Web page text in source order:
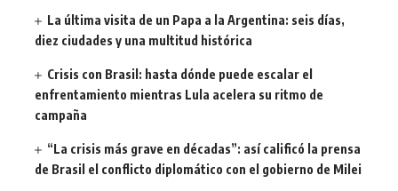
La última visita de un Papa a la Argentina: seis días,
diez ciudades y una multitud histórica
Crisis con Brasil: hasta dónde puede escalar el
enfrentamiento mientras Lula acelera su ritmo de
campaña
“La crisis más grave en décadas”: así calificó la prensa
de Brasil el conflicto diplomático con el gobierno de Milei